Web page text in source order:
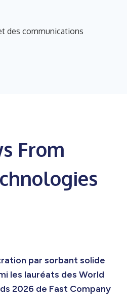
des communications
From
par sorbant solide
les lauréats des World
2026 de Fast Company